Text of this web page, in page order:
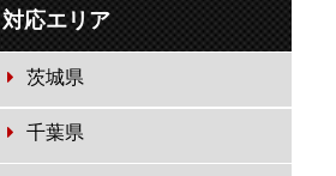
対応エリア
茨城県
千葉県